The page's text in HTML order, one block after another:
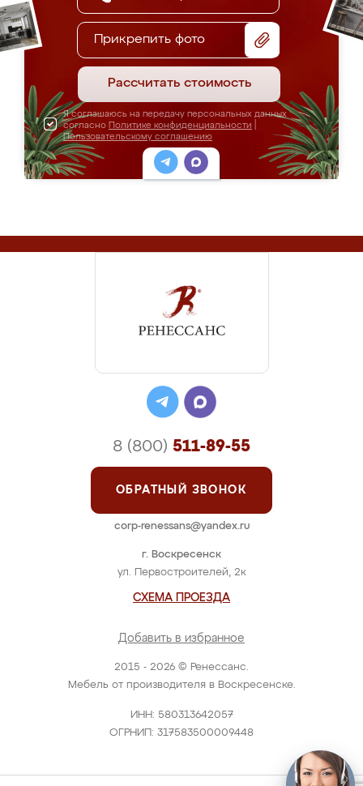
Прикрепить фото
Рассчитать стоимость
Я соглашаюсь на передачу персональных данных
согласно Политике конфиденциальности
Пользовательскому соглашению
2015 - 2026 © Ренессанс.
Мебель от производителя в Воскресенске.
ИНН: 580313642057
ОГРНИП: 317583500009448
г. Воскресенск
ул. Первостроителей, 2к
СХЕМА ПРОЕЗДА
Добавить в избранное
8 (800) 511-89-55
ОБРАТНЫЙ ЗВОНОК
corp-renessans@yandex.ru